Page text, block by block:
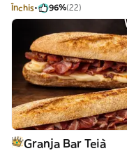
Închis 96%(22)
Granja Bar Teià